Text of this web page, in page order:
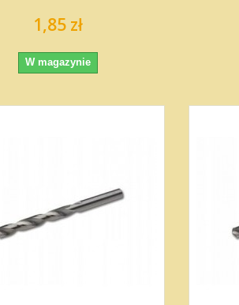
1,85 zł
W magazynie